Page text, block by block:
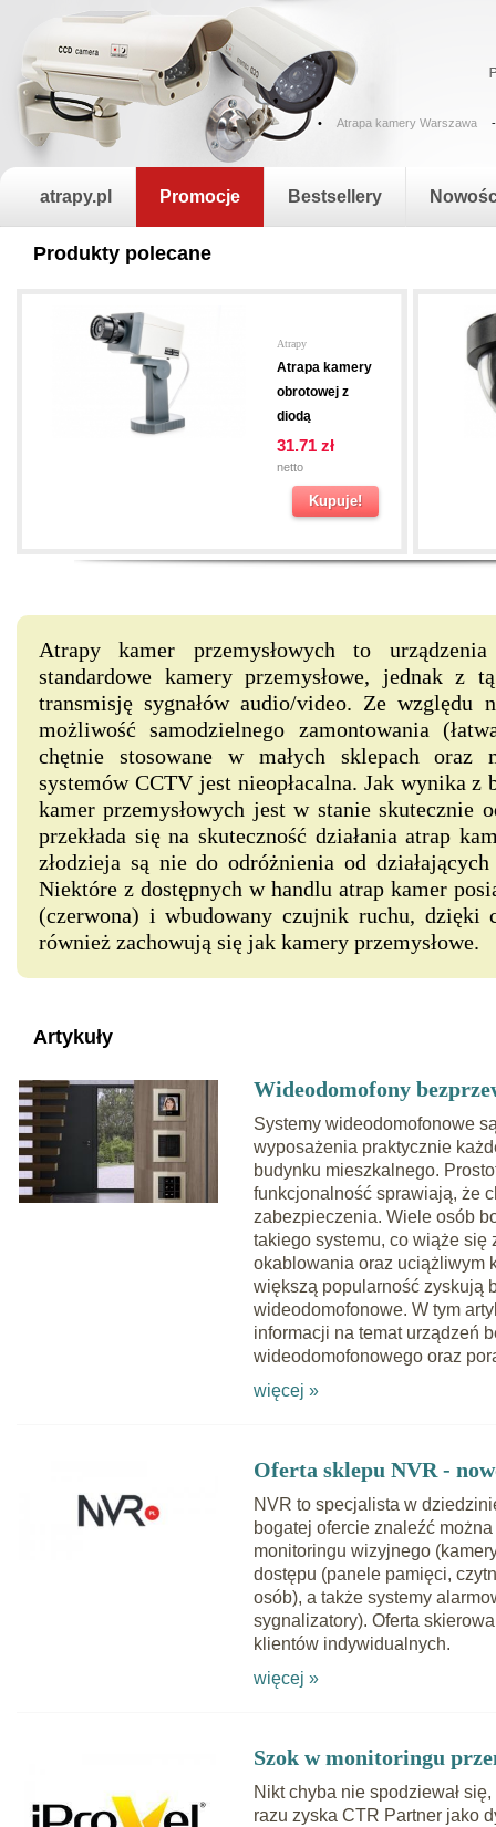
• Atrapa kamery Warszawa
atrapy.pl Promocje Bestsellery
Produkty polecane
Atrapy
Atrapa kamery
obrotowej z
diodą
31.71 zł
netto
Kupuje!
Atrapy kamer przemysłowych to
standardowe kamery przemysłowe, jednak z
transmisję sygnałów audio/video. Ze względu
możliwość samodzielnego zamontowania
chętnie stosowane w małych sklepach oraz
systemów CCTV jest nieopłacalna. Jak wynika z
kamer przemysłowych jest w stanie skutecznie
przekłada się na skuteczność działania atrap
złodzieja są nie do odróżnienia od
Niektóre z dostępnych w handlu atrap kamer
(czerwona) i wbudowany czujnik ruchu, dzięki
również zachowują się jak kamery przemysłowe.
Artykuły
Wideodomofony
Systemy wideodomofonowe
wyposażenia praktycznie
budynku mieszkalnego.
funkcjonalność sprawiają, że
zabezpieczenia. Wiele osób
takiego systemu, co wiąże
okablowania oraz uciążliwym
większą popularność zyskują
wideodomofonowe. W tym
informacji na temat urządzeń
wideodomofonowego oraz
więcej »
Oferta sklepu NVR -
NVR to specjalista w
bogatej ofercie znaleźć
monitoringu wizyjnego
dostępu (panele pamięci,
osób), a także systemy
sygnalizatory). Oferta
klientów indywidualnych.
więcej »
Szok w monitoringu
Nikt chyba nie spodziewał
razu zyska CTR Partner jako